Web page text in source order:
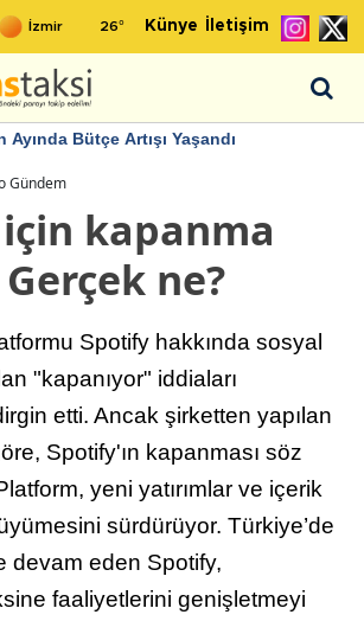
26° Künye İletişim
Ayında Bütçe Artışı Yaşandı
Gündem
kapanma
ne?
Spotify hakkında sosyal
"kapanıyor" iddiaları
etti. Ancak şirketten yapılan
Spotify'ın kapanması söz
yeni yatırımlar ve içerik
sürdürüyor. Türkiye’de
devam eden Spotify,
faaliyetlerini genişletmeyi